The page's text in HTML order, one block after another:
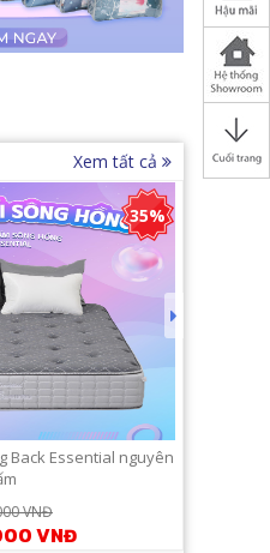
Xem tất cả
35%
Back Essential nguyên
VNĐ
VNĐ